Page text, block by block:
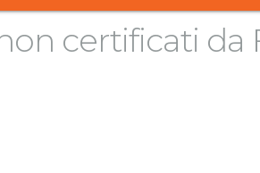
certificati da